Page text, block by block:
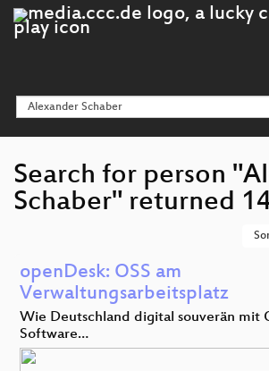
Search for person
Schaber" returned
openDesk: OSS am
Verwaltungsarbeitsplatz
Wie Deutschland digital souverän mit
Software…